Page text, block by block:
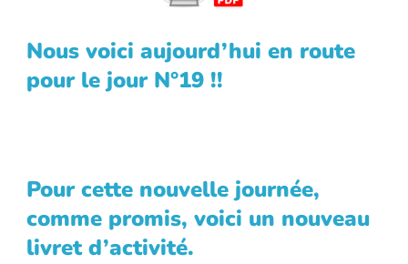
Nous voici aujourd’hui en route
pour le jour N°19 !!
Pour cette nouvelle journée,
comme promis, voici un nouveau
livret d’activité.